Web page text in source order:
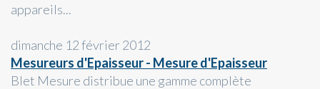
appareils...
dimanche 12 février 2012
Mesureurs d'Epaisseur - Mesure d'Epaisseur
Blet Mesure distribue une gamme complète